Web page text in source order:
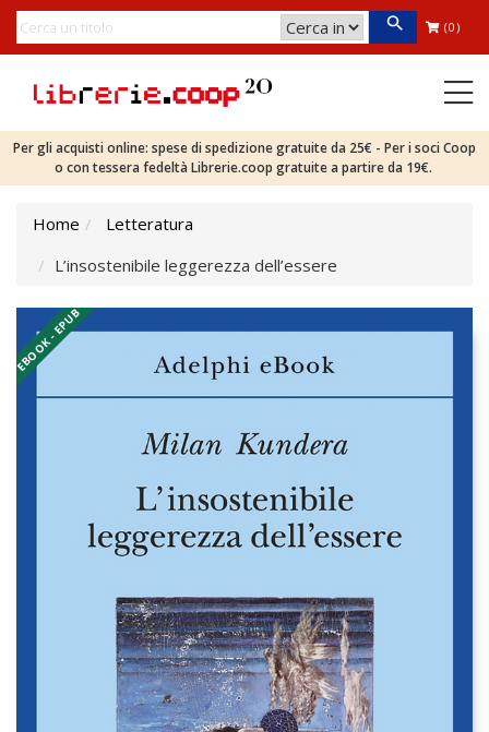
(0)
Per gli acquisti online: spese di spedizione gratuite da 25€ - Per i soci Coop
o con tessera fedeltà Librerie.coop gratuite a partire da 19€.
Home
Letteratura
L’insostenibile leggerezza dell’essere
EBOOK - EPUB